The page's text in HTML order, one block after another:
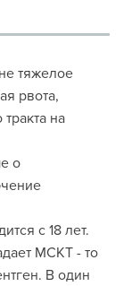
тяжелое
рвота,
на
о
с 18 лет.
МСКТ - то
В один